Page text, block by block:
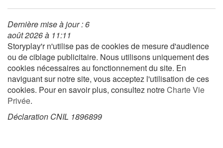
Rencontres et témoignages
Contes d'ici et d'ailleurs
Autour de la lecture
Apprendre à lire
Livre audio
Dernière mise à jour : 6
août 2026 à 11:11
Storyplay'r n'utilise pas de cookies de mesure d'audience
ou de ciblage publicitaire. Nous utilisons uniquement des
cookies nécessaires au fonctionnement du site. En
naviguant sur notre site, vous acceptez l'utilisation de ces
cookies. Pour en savoir plus, consultez notreCharte Vie
Privée.
Déclaration CNIL 1896899